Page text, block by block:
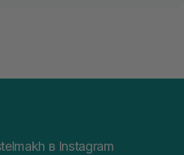
в Instagram